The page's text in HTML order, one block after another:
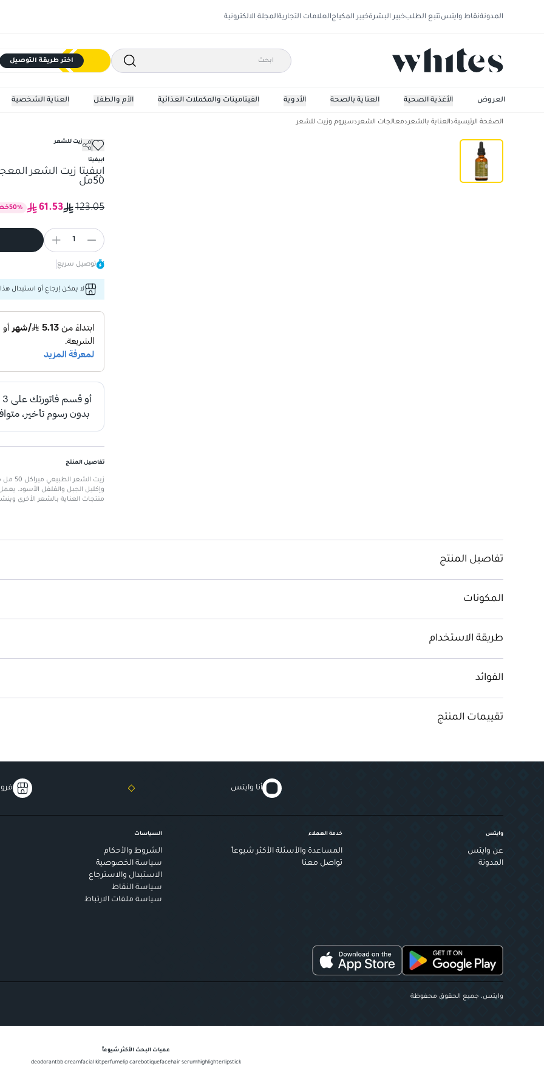
المدونةنقاط وايتستتبع الطلبخبير البشرةخبير المكياجالعلامات التجاريةالمجلة الالكترونية
اختر طريقة التوصيل
العناية الشخصية الأم والطفل الفيتامينات والمكملات الغذائية الأدوية العناية بالصحة الأغذية الصحية العروض
الصفحة الرئيسية العناية بالشعر معالجات الشعر سيروم وزيت للشعر
سيروم وزيت للشعر
ابيفيتا
ابيفيتا زيت الشعر
50مل
123.05
61.53
50%
1
توصيل سريع
لا يمكن إرجاع أو استبدال هذا
تفاصيل المنتج
زيت
وإكليل الجبل والفلفل الأسود.
منتجات العناية بالشعر الأخرى
الجبل، فلفل أسود)
تفاصيل المنتج
المكونات
طريقة الاستخدام
الفوائد
تقييمات المنتج
أنا وايتس
وايتس
عن وايتس
المدونة
خدمة العملاء
المساعدة والأسئلة الأكثر شيوعاً
تواصل معنا
السياسات
الشروط والأحكام
سياسة الخصوصية
الاستبدال والاسترجاع
سياسة النقاط
سياسة ملفات الارتباط
وايتس، جميع الحقوق محفوظة
عميات البحث الأكثر شيوعاً
lipstick
highlighter
hair serum
face
botique
lip care
perfume
facial kit
bb cream
deodorant